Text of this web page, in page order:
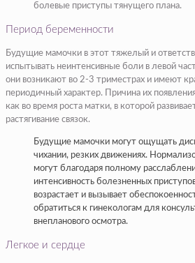
болевые приступы тянущего плана.
Период беременности
Будущие мамочки в этот тяжелый и
испытывать неинтенсивные боли в левой
они возникают во 2-3 триместрах и имеют
периодичный характер. Причина их
как во время роста матки, в которой
растягивание связок.
Будущие мамочки могут ощущать
чихании, резких движениях.
могут благодаря полному
интенсивность болезненных
возрастает и вызывает
обратиться к гинекологам для
внепланового осмотра.
Легкое и сердце